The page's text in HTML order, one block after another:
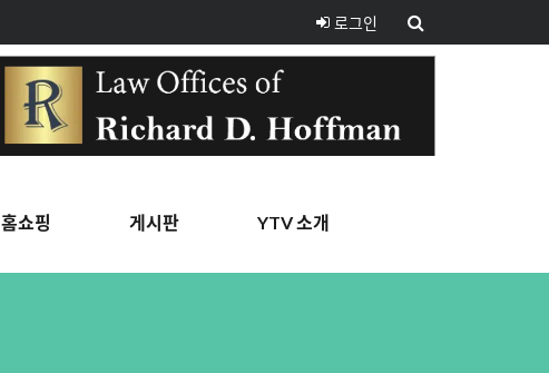
로그인
홈쇼핑 게시판 YTV 소개